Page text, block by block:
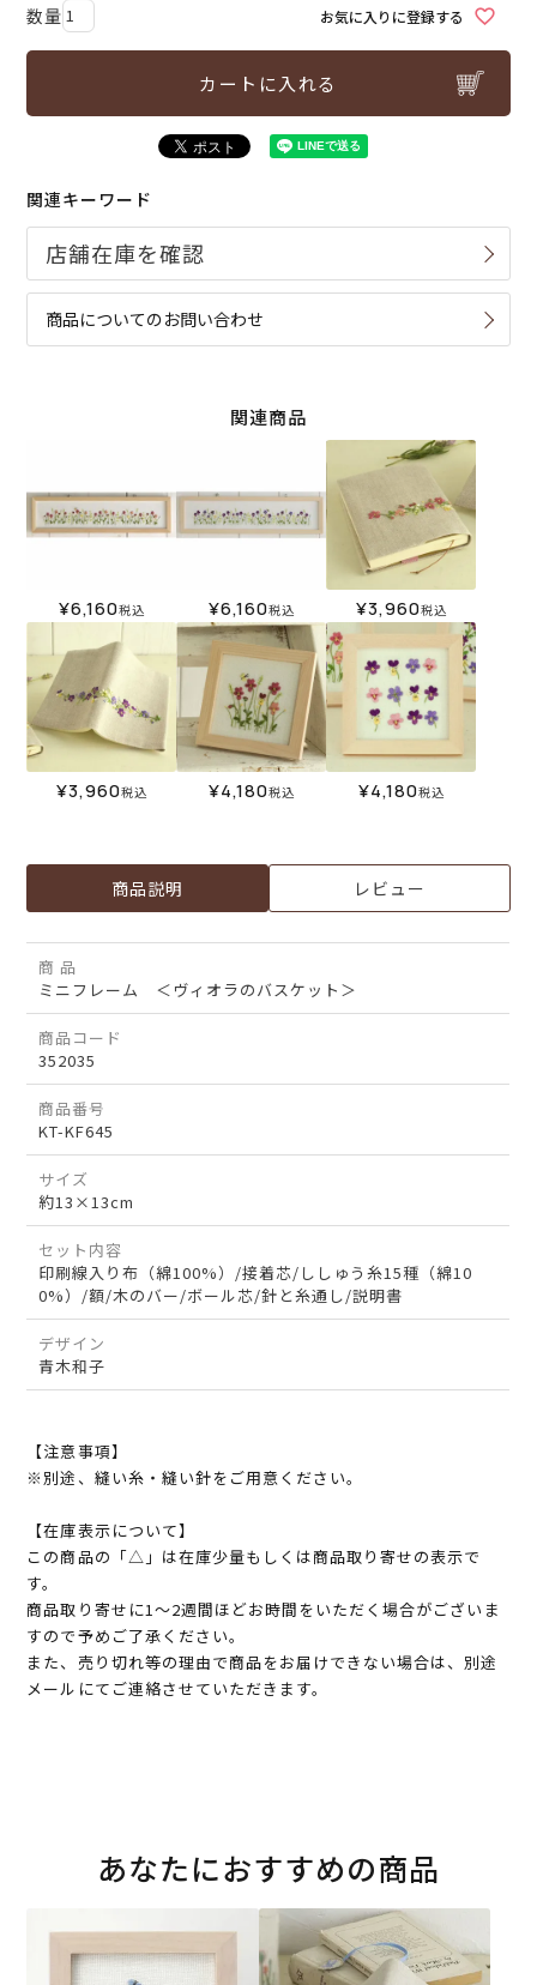
お気に入りに登録する
カートに入れる
関連キーワード
商品についてのお問い合わせ
関連商品
¥6,160税込 ¥6,160税込 ¥3,960税込
¥3,960税込 ¥4,180税込 ¥4,180税込
商品説明 レビュー
商 品
ミニフレーム ＜ヴィオラのバスケット＞
商品コード
352035
商品番号
KT-KF645
サイズ
約13×13cm
セット内容
印刷線入り布（綿100%）/接着芯/ししゅう糸15種（綿10
0%）/額/木のバー/ボール芯/針と糸通し/説明書
デザイン
青木和子
【注意事項】
※別途、縫い糸・縫い針をご用意ください。
【在庫表示について】
この商品の「△」は在庫少量もしくは商品取り寄せの表示で
す。
商品取り寄せに1～2週間ほどお時間をいただく場合がございま
すので予めご了承ください。
また、売り切れ等の理由で商品をお届けできない場合は、別途
メールにてご連絡させていただきます。
あなたにおすすめの商品